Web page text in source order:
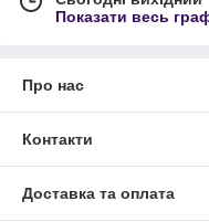
Показати весь
Про нас
Контакти
Доставка та оплата